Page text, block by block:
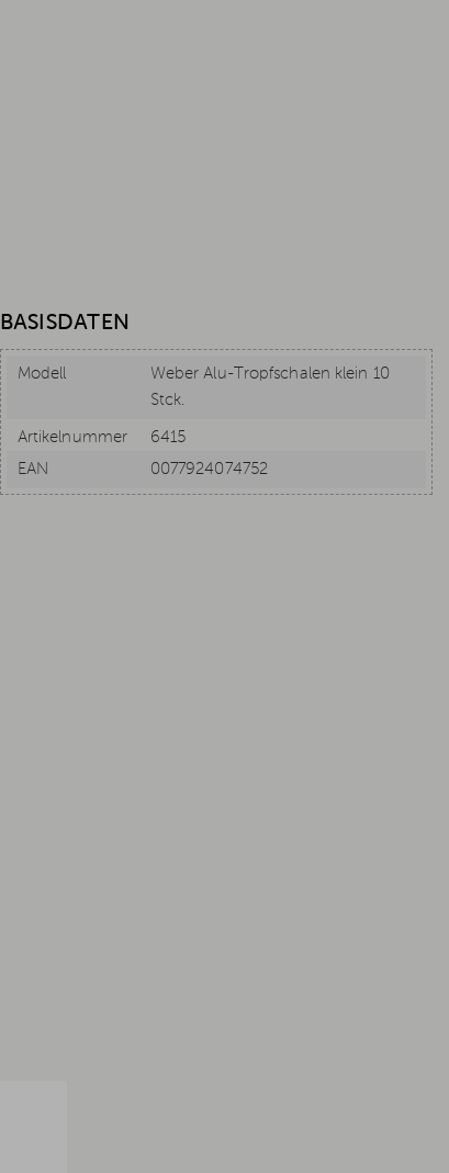
BASISDATEN
Modell
Weber Alu-Tropfschalen klein 10
Stck.
Artikelnummer
6415
EAN
0077924074752